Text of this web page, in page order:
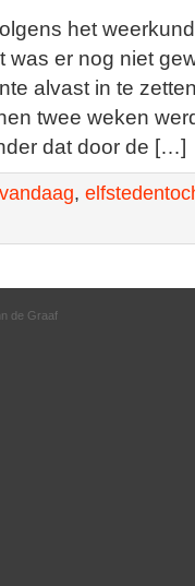
het
was er nog niet
alvast in te
twee weken
dat door de […]
,
de Graaf